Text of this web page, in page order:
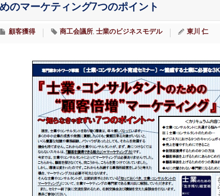
のマーケティング7つのポイント
顧客獲得 商工会議所 士業のビジネスモデル 東川 仁